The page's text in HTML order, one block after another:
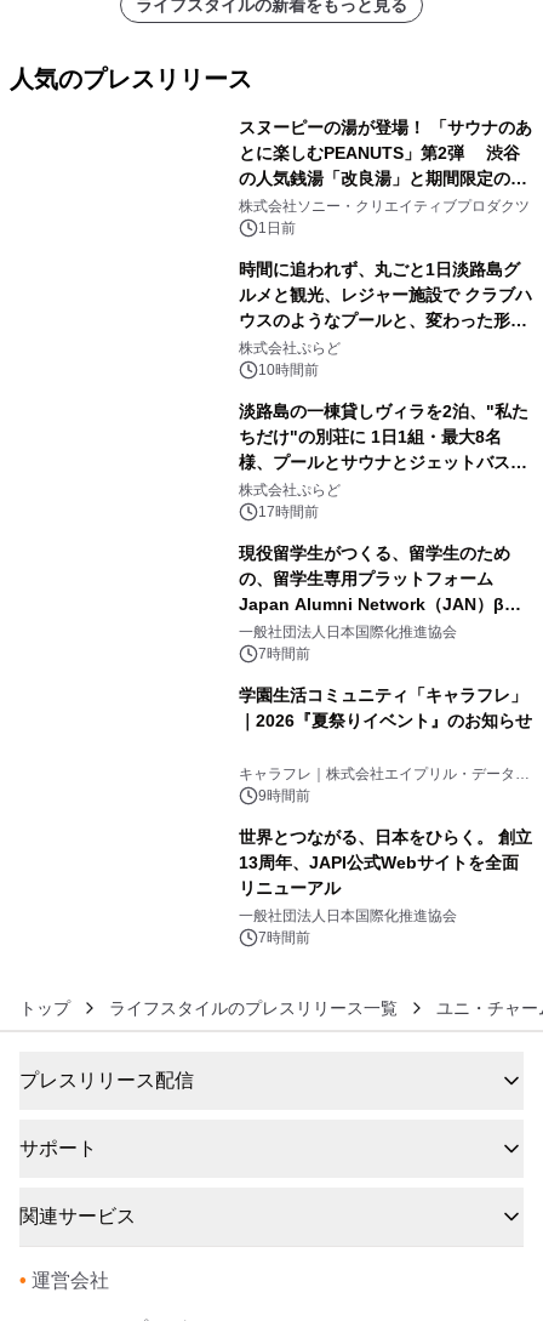
ライフスタイルの新着をもっと見る
人気のプレスリリース
スヌーピーの湯が登場！ 「サウナのあ
とに楽しむPEANUTS」第2弾 渋谷
の人気銭湯「改良湯」と期間限定のコ
ラボレーション サウナイキタイコラ
ボグッズも発売決定！
株式会社ソニー・クリエイティブプロダクツ
1日前
時間に追われず、丸ごと1日淡路島グ
ルメと観光、レジャー施設で クラブハ
ウスのようなプールと、変わった形の
サウナも 「THE BOXY AWAJI」のお
得な素泊まり連泊プランで
株式会社ぷらど
10時間前
淡路島の一棟貸しヴィラを2泊、"私た
ちだけ"の別荘に 1日1組・最大8名
様、プールとサウナとジェットバス付
きで Villa Mon Temps AWAJIの連泊
素泊りプラン
株式会社ぷらど
17時間前
現役留学生がつくる、留学生のため
の、留学生専用プラットフォーム
Japan Alumni Network（JAN）β版
をリリース
一般社団法人日本国際化推進協会
7時間前
学園生活コミュニティ「キャラフレ」
｜2026『夏祭りイベント』のお知らせ
キャラフレ｜株式会社エイプリル・データ・
デザインズ
9時間前
世界とつながる、日本をひらく。 創立
13周年、JAPI公式Webサイトを全面
リニューアル
一般社団法人日本国際化推進協会
7時間前
トップ ライフスタイルのプレスリリース一覧 ユニ・チャ
プレスリリース配信
サポート
関連サービス
• 運営会社